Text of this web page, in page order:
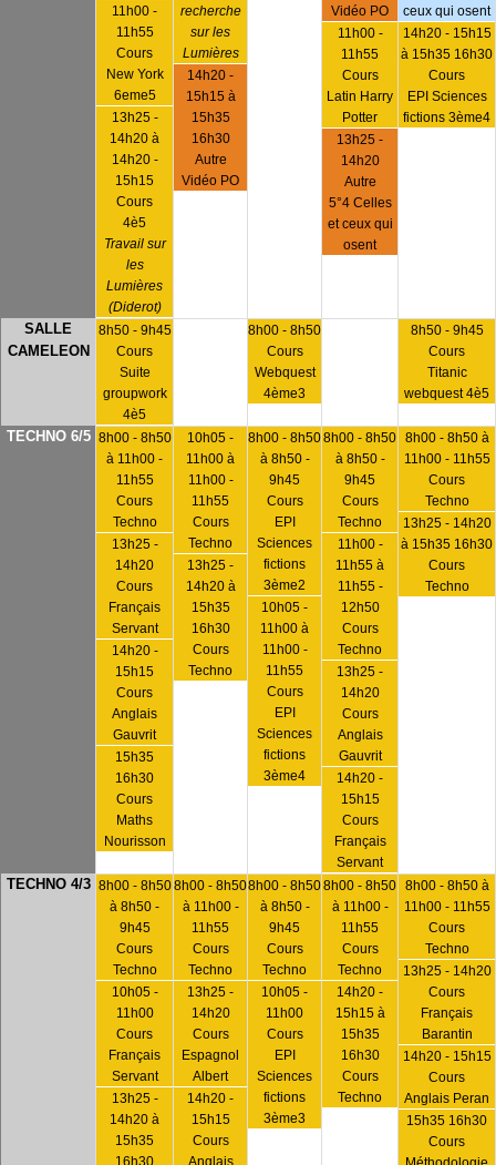
11h00 -
11h55
Cours
New York
6eme5
13h25 -
14h20 à
14h20 -
15h15
Cours
4è5
Travail sur
les
Lumières
(Diderot)
recherche
sur les
Lumières
14h20 -
15h15 à
15h35
16h30
Autre
Vidéo PO
Vidéo PO
11h00 -
11h55
Cours
Latin Harry
Potter
13h25 -
14h20
Autre
5°4 Celles
et ceux qui
osent
ceux qui osent
14h20 - 15h15
à 15h35 16h30
Cours
EPI Sciences
fictions 3ème4
SALLE
CAMELEON
8h50 - 9h45
Cours
Suite
groupwork
4è5
8h00 - 8h50
Cours
Webquest
4ème3
8h50 - 9h45
Cours
Titanic
webquest 4è5
TECHNO 6/5 8h00 - 8h50
à 11h00 -
11h55
Cours
Techno
13h25 -
14h20
Cours
Français
Servant
14h20 -
15h15
Cours
Anglais
Gauvrit
15h35
16h30
Cours
Maths
Nourisson
10h05 -
11h00 à
11h00 -
11h55
Cours
Techno
13h25 -
14h20 à
15h35
16h30
Cours
Techno
8h00 - 8h50
à 8h50 -
9h45
Cours
EPI
Sciences
fictions
3ème2
10h05 -
11h00 à
11h00 -
11h55
Cours
EPI
Sciences
fictions
3ème4
8h00 - 8h50
à 8h50 -
9h45
Cours
Techno
11h00 -
11h55 à
11h55 -
12h50
Cours
Techno
13h25 -
14h20
Cours
Anglais
Gauvrit
14h20 -
15h15
Cours
Français
Servant
8h00 - 8h50 à
11h00 - 11h55
Cours
Techno
13h25 - 14h20
à 15h35 16h30
Cours
Techno
TECHNO 4/3 8h00 - 8h50
à 8h50 -
9h45
Cours
Techno
10h05 -
11h00
Cours
Français
Servant
13h25 -
14h20 à
15h35
8h00 - 8h50
à 11h00 -
11h55
Cours
Techno
13h25 -
14h20
Cours
Espagnol
Albert
14h20 -
15h15
Cours
8h00 - 8h50
à 8h50 -
9h45
Cours
Techno
10h05 -
11h00
Cours
EPI
Sciences
fictions
3ème3
8h00 - 8h50
à 11h00 -
11h55
Cours
Techno
14h20 -
15h15 à
15h35
16h30
Cours
Techno
8h00 - 8h50 à
11h00 - 11h55
Cours
Techno
13h25 - 14h20
Cours
Français
Barantin
14h20 - 15h15
Cours
Anglais Peran
15h35 16h30
Cours